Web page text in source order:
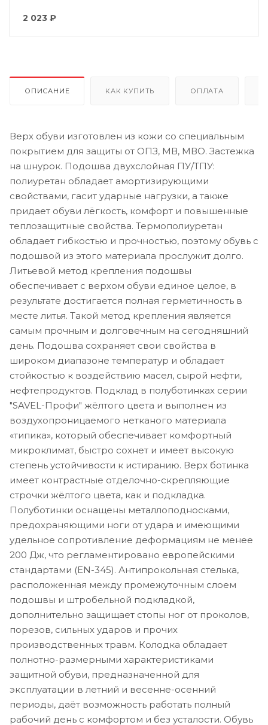
2 023 ₽
ОПИСАНИЕ КАК КУПИТЬ ОПЛАТА
Верх обуви изготовлен из кожи со специальным
покрытием для защиты от ОПЗ, МВ, МВО. Застежка
на шнурок. Подошва двухслойная ПУ/ТПУ:
полиуретан обладает амортизирующими
свойствами, гасит ударные нагрузки, а также
придает обуви лёгкость, комфорт и повышенные
теплозащитные свойства. Термополиуретан
обладает гибкостью и прочностью, поэтому обувь с
подошвой из этого материала прослужит долго.
Литьевой метод крепления подошвы
обеспечивает с верхом обуви единое целое, в
результате достигается полная герметичность в
месте литья. Такой метод крепления является
самым прочным и долговечным на сегодняшний
день. Подошва сохраняет свои свойства в
широком диапазоне температур и обладает
стойкостью к воздействию масел, сырой нефти,
нефтепродуктов. Подклад в полуботинках серии
"SAVEL-Профи" жёлтого цвета и выполнен из
воздухопроницаемого нетканого материала
«типика», который обеспечивает комфортный
микроклимат, быстро сохнет и имеет высокую
степень устойчивости к истиранию. Верх ботинка
имеет контрастные отделочно-скрепляющие
строчки жёлтого цвета, как и подкладка.
Полуботинки оснащены металлоподносками,
предохраняющими ноги от удара и имеющими
удельное сопротивление деформациям не менее
200 Дж, что регламентировано европейскими
стандартами (EN-345). Антипрокольная стелька,
расположенная между промежуточным слоем
подошвы и штробельной подкладкой,
дополнительно защищает стопы ног от проколов,
порезов, сильных ударов и прочих
производственных травм. Колодка обладает
полнотно-размерными характеристиками
защитной обуви, предназначенной для
эксплуатации в летний и весенне-осенний
периоды, даёт возможность работать полный
рабочий день с комфортом и без усталости. Обувь